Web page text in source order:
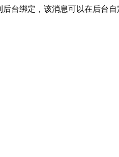
台绑定，该消息可以在后台自